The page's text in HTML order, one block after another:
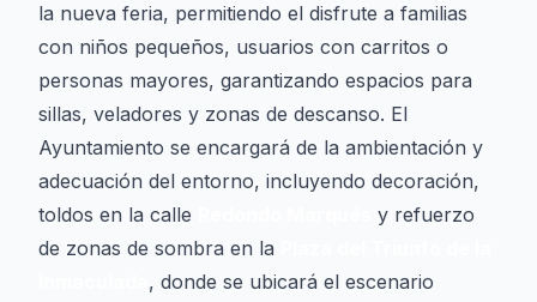
la nueva feria, permitiendo el disfrute a familias
con niños pequeños, usuarios con carritos o
personas mayores, garantizando espacios para
sillas, veladores y zonas de descanso. El
Ayuntamiento se encargará de la ambientación y
adecuación del entorno, incluyendo decoración,
toldos en la calle
y refuerzo
de zonas de sombra en la
, donde se ubicará el escenario